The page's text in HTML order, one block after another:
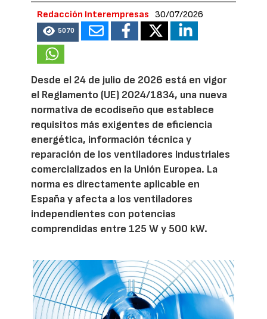
Redacción Interempresas 30/07/2026
5070
Desde el 24 de julio de 2026 está en vigor
el Reglamento (UE) 2024/1834, una nueva
normativa de ecodiseño que establece
requisitos más exigentes de eficiencia
energética, información técnica y
reparación de los ventiladores industriales
comercializados en la Unión Europea. La
norma es directamente aplicable en
España y afecta a los ventiladores
independientes con potencias
comprendidas entre 125 W y 500 kW.